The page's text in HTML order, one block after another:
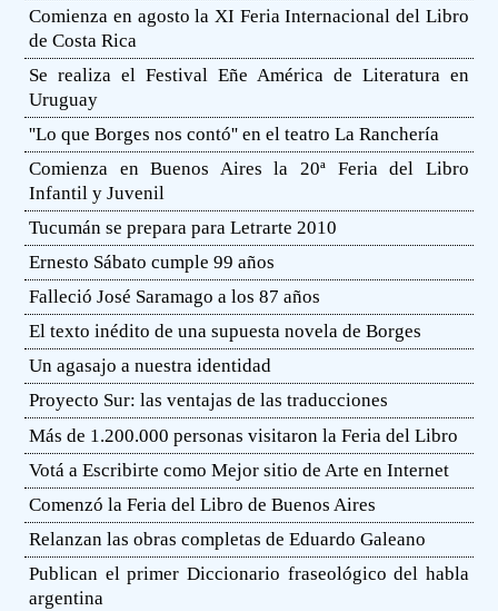
Comienza en agosto la XI Feria Internacional del Libro
de Costa Rica
Se realiza el Festival Eñe América de Literatura en
Uruguay
''Lo que Borges nos contó'' en el teatro La Ranchería
Comienza en Buenos Aires la 20ª Feria del Libro
Infantil y Juvenil
Tucumán se prepara para Letrarte 2010
Ernesto Sábato cumple 99 años
Falleció José Saramago a los 87 años
El texto inédito de una supuesta novela de Borges
Un agasajo a nuestra identidad
Proyecto Sur: las ventajas de las traducciones
Más de 1.200.000 personas visitaron la Feria del Libro
Votá a Escribirte como Mejor sitio de Arte en Internet
Comenzó la Feria del Libro de Buenos Aires
Relanzan las obras completas de Eduardo Galeano
Publican el primer Diccionario fraseológico del habla
argentina